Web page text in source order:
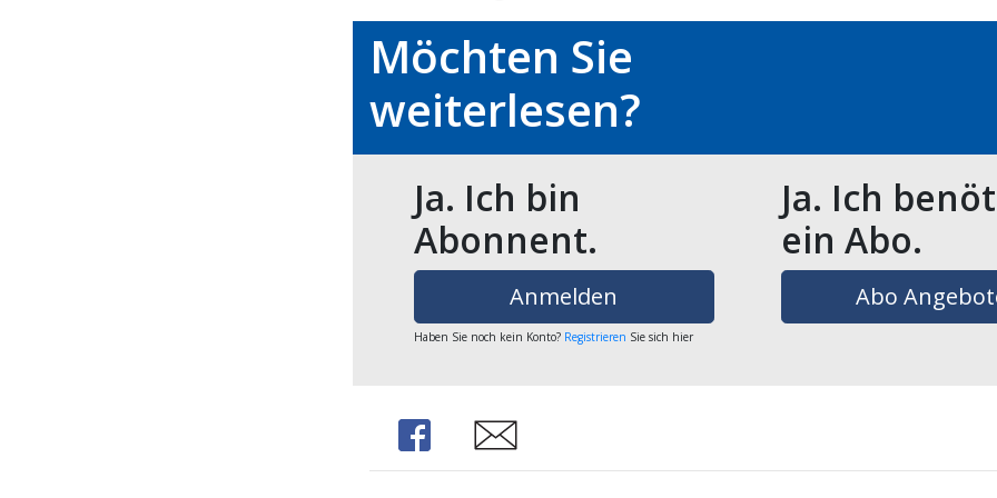
Möchten Sie
weiterlesen?
Ja. Ich bin
Abonnent.
Anmelden
Haben Sie noch kein Konto?Registrieren Sie sich hier
Ja. Ich
ein Abo.
Abo
Share Share